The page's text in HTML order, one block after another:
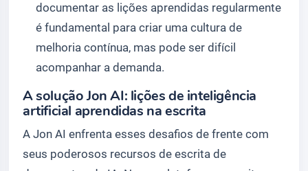
documentar as lições aprendidas regularmente
é fundamental para criar uma cultura de
melhoria contínua, mas pode ser difícil
acompanhar a demanda.
A solução Jon AI: lições de inteligência
artificial aprendidas na escrita
A Jon AI enfrenta esses desafios de frente com
seus poderosos recursos de escrita de